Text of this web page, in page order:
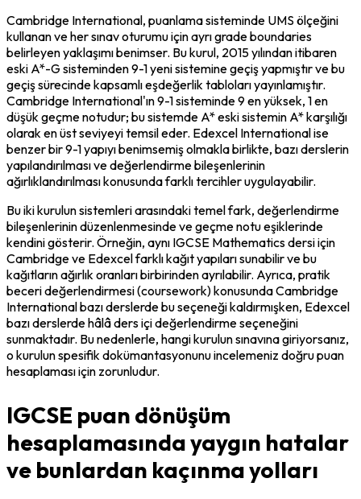
Cambridge International, puanlama sisteminde UMS ölçeğini
kullanan ve her sınav oturumu için ayrı grade boundaries
belirleyen yaklaşımı benimser. Bu kurul, 2015 yılından itibaren
eski A*-G sisteminden 9-1 yeni sistemine geçiş yapmıştır ve bu
geçiş sürecinde kapsamlı eşdeğerlik tabloları yayınlamıştır.
Cambridge International'ın 9-1 sisteminde 9 en yüksek, 1 en
düşük geçme notudur; bu sistemde A* eski sistemin A* karşılığı
olarak en üst seviyeyi temsil eder. Edexcel International ise
benzer bir 9-1 yapıyı benimsemiş olmakla birlikte, bazı derslerin
yapılandırılması ve değerlendirme bileşenlerinin
ağırlıklandırılması konusunda farklı tercihler uygulayabilir.
Bu iki kurulun sistemleri arasındaki temel fark, değerlendirme
bileşenlerinin düzenlenmesinde ve geçme notu eşiklerinde
kendini gösterir. Örneğin, aynı IGCSE Mathematics dersi için
Cambridge ve Edexcel farklı kağıt yapıları sunabilir ve bu
kağıtların ağırlık oranları birbirinden ayrılabilir. Ayrıca, pratik
beceri değerlendirmesi (coursework) konusunda Cambridge
International bazı derslerde bu seçeneği kaldırmışken, Edexcel
bazı derslerde hâlâ ders içi değerlendirme seçeneğini
sunmaktadır. Bu nedenlerle, hangi kurulun sınavına giriyorsanız,
o kurulun spesifik dokümantasyonunu incelemeniz doğru puan
hesaplaması için zorunludur.
IGCSE puan dönüşüm
hesaplamasında yaygın hatalar
ve bunlardan kaçınma yolları